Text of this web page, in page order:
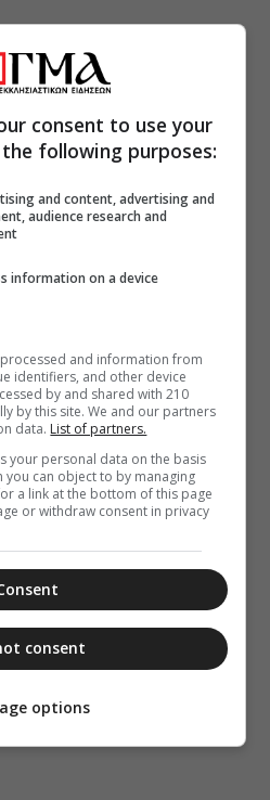
consent to use your
following purposes:
and content, advertising and
audience research and
information on a device
and information from
identifiers, and other device
by and shared with 210
by this site. We and our partners
data. List of partners.
your personal data on the basis
you can object to by managing
a link at the bottom of this page
or withdraw consent in privacy
consent
options